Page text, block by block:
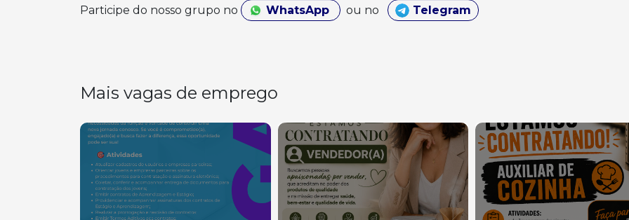
Participe do nosso grupo no WhatsApp ou no Telegram
Mais vagas de emprego